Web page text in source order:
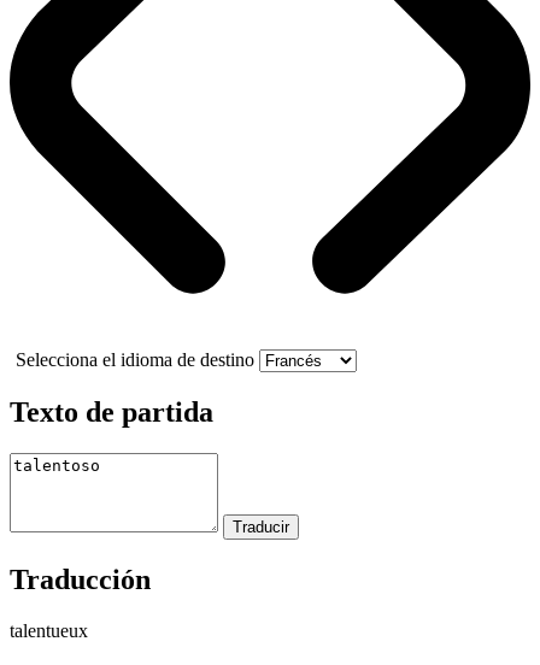
Selecciona el idioma de destino
Texto de partida
Traducción
talentueux